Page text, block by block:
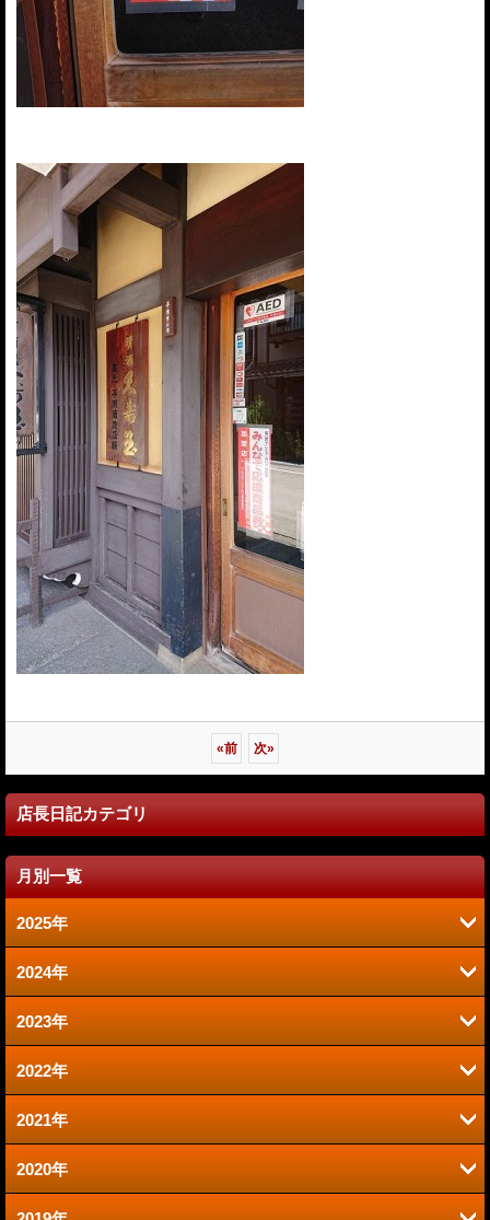
«前 次»
店長日記カテゴリ
月別一覧
2025年
6月 (2)
1月 (1)
2024年
9月 (2)
8月 (2)
2023年
6月 (1)
2022年
12月 (1)
10月 (1)
2021年
12月 (1)
2020年